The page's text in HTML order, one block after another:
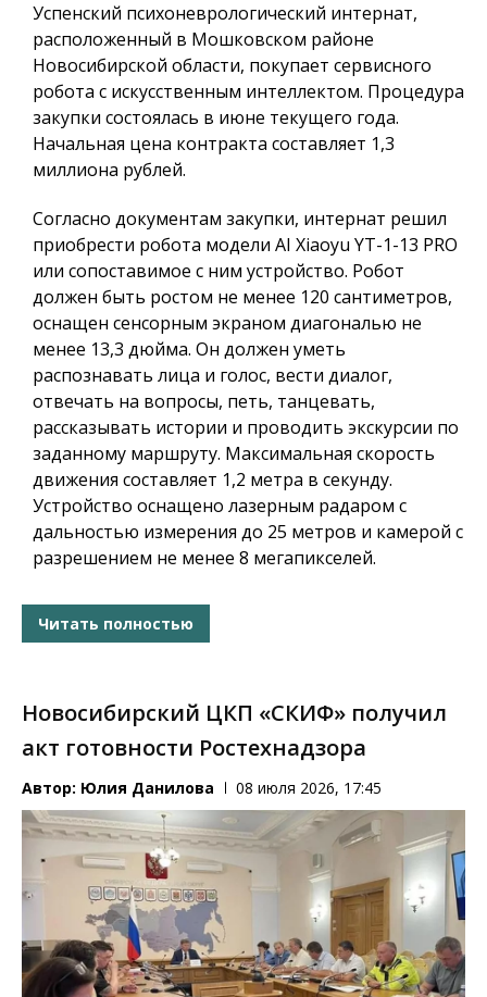
Успенский психоневрологический интернат,
расположенный в Мошковском районе
Новосибирской области, покупает сервисного
робота с искусственным интеллектом. Процедура
закупки состоялась в июне текущего года.
Начальная цена контракта составляет 1,3
миллиона рублей.
Согласно документам закупки, интернат решил
приобрести робота модели AI Xiaoyu YT-1-13 PRO
или сопоставимое с ним устройство. Робот
должен быть ростом не менее 120 сантиметров,
оснащен сенсорным экраном диагональю не
менее 13,3 дюйма. Он должен уметь
распознавать лица и голос, вести диалог,
отвечать на вопросы, петь, танцевать,
рассказывать истории и проводить экскурсии по
заданному маршруту. Максимальная скорость
движения составляет 1,2 метра в секунду.
Устройство оснащено лазерным радаром с
дальностью измерения до 25 метров и камерой с
разрешением не менее 8 мегапикселей.
Читать полностью
Новосибирский ЦКП «СКИФ» получил
акт готовности Ростехнадзора
Автор: Юлия Данилова 08 июля 2026, 17:45